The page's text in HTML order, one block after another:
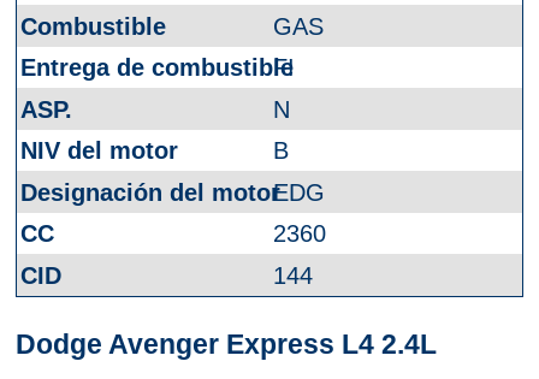
GAS
FI
N
B
EDG
2360
144
Dodge Avenger Express L4 2.4L